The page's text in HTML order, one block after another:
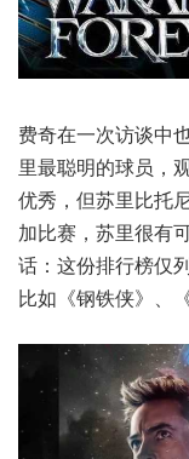
费奇在一次访谈中
里最聪明的球员，
优秀，但苏里比托
加比赛，苏里很有
话：这份排行榜仅
比如《钢铁侠》、